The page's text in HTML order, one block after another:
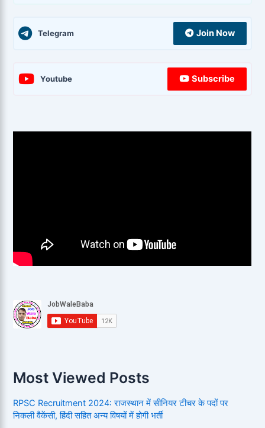
Telegram Join Now
Youtube Subscribe
Most Viewed Posts
RPSC Recruitment 2024: राजस्थान में सीनियर टीचर के पदों पर
निकली वैकेंसी, हिंदी सहित अन्य विषयों में होगी भर्ती